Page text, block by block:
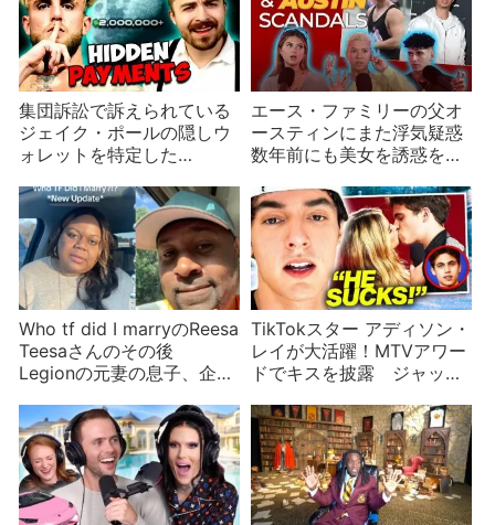
集団訴訟で訴えられている
ジェイク・ポールの隠しウ
ォレットを特定した
エース・ファミリーの父オ
ースティンにまた浮気疑惑
数年前にも美女を誘惑をし
Who tf did I marryのReesa
Teesaさんのその後
Legionの元妻の息子、企業
TikTokスター アディソン・
レイが大活躍！MTVアワー
ドでキスを披露 ジャッ
当？